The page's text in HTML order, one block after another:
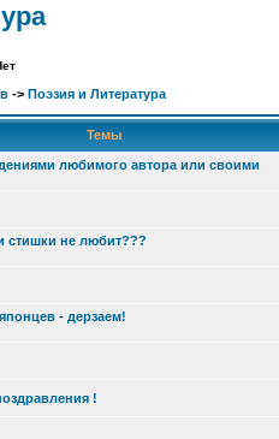
-> Поэзия и Литература
Темы
любимого автора или своими
стишки не любит???
- дерзаем!
!